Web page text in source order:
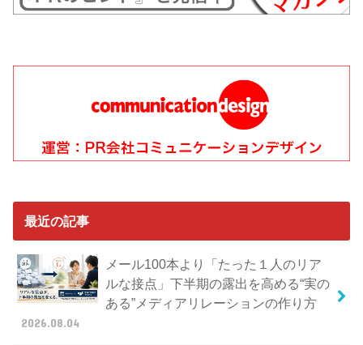
最近の記事
メール100本より「たった１人のリア
ルな接点」下半期の露出を高める“実の
ある”メディアリレーションの作り方
2026.08.04